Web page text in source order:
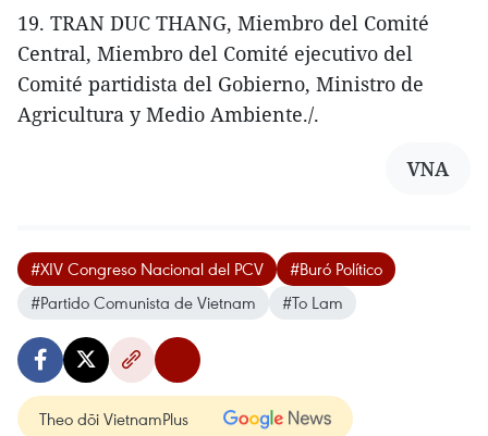
19. TRAN DUC THANG, Miembro del Comité
Central, Miembro del Comité ejecutivo del
Comité partidista del Gobierno, Ministro de
Agricultura y Medio Ambiente./.
VNA
#XIV Congreso Nacional del PCV
#Buró Político
#Partido Comunista de Vietnam
#To Lam
Theo dõi VietnamPlus